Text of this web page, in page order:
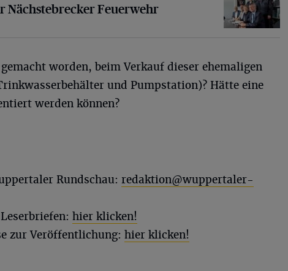
Nächstebrecker Feuerwehr
worden, beim Verkauf dieser ehemaligen
und Pumpstation)? Hätte eine
werden können?
Rundschau: redaktion@wuppertaler-
hier klicken!
zur Veröffentlichung: hier klicken!